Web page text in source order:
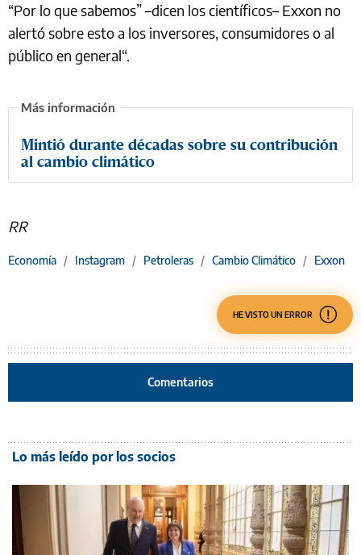
“Por lo que sabemos” –dicen los científicos– Exxon no
alertó sobre esto a los inversores, consumidores o al
público en general“.
Mintió durante décadas sobre su contribución
al cambio climático
RR
Economía / Instagram / Petroleras / Cambio Climático / Exxon
HE VISTO UN ERROR
Comentarios
Lo más leído por los socios